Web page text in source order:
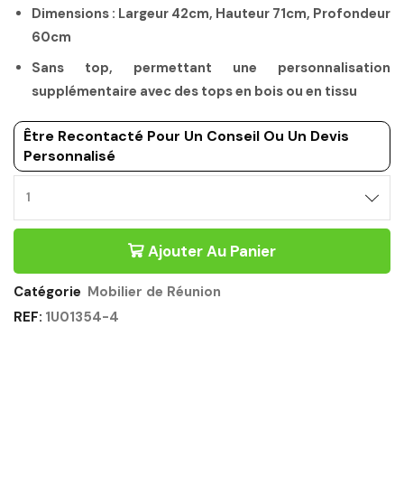
Dimensions : Largeur 42cm, Hauteur 71cm, Profondeur
60cm
Sans top, permettant une personnalisation
supplémentaire avec des tops en bois ou en tissu
Être Recontacté Pour Un Conseil Ou Un Devis
Personnalisé
Ajouter Au Panier
Catégorie Mobilier de Réunion
REF: 1U01354-4